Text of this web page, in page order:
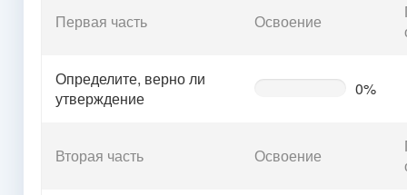
Первая часть Освоение
Определите, верно ли
утверждение
0%
Вторая часть Освоение